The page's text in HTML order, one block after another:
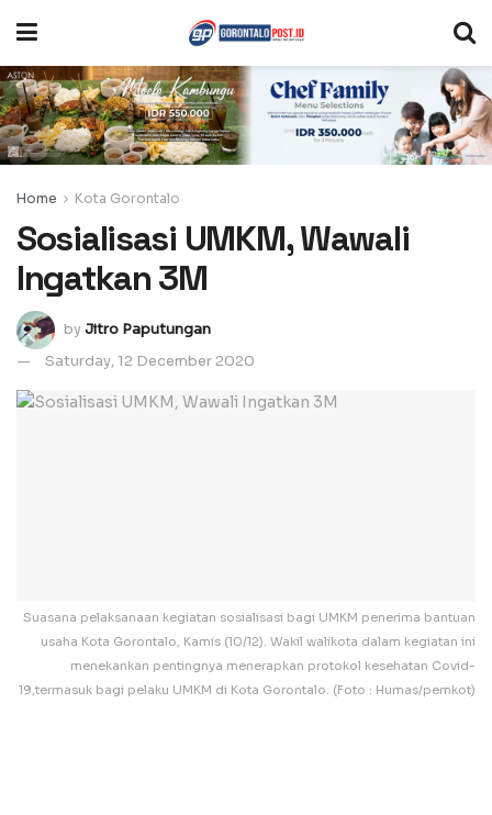
Home Kota Gorontalo
Sosialisasi UMKM, Wawali
Ingatkan 3M
byJitro Paputungan
Saturday, 12 December 2020
Suasana pelaksanaan kegiatan sosialisasi bagi UMKM penerima bantuan
usaha Kota Gorontalo, Kamis (10/12). Wakil walikota dalam kegiatan ini
menekankan pentingnya menerapkan protokol kesehatan Covid-
19,termasuk bagi pelaku UMKM di Kota Gorontalo. (Foto : Humas/pemkot)